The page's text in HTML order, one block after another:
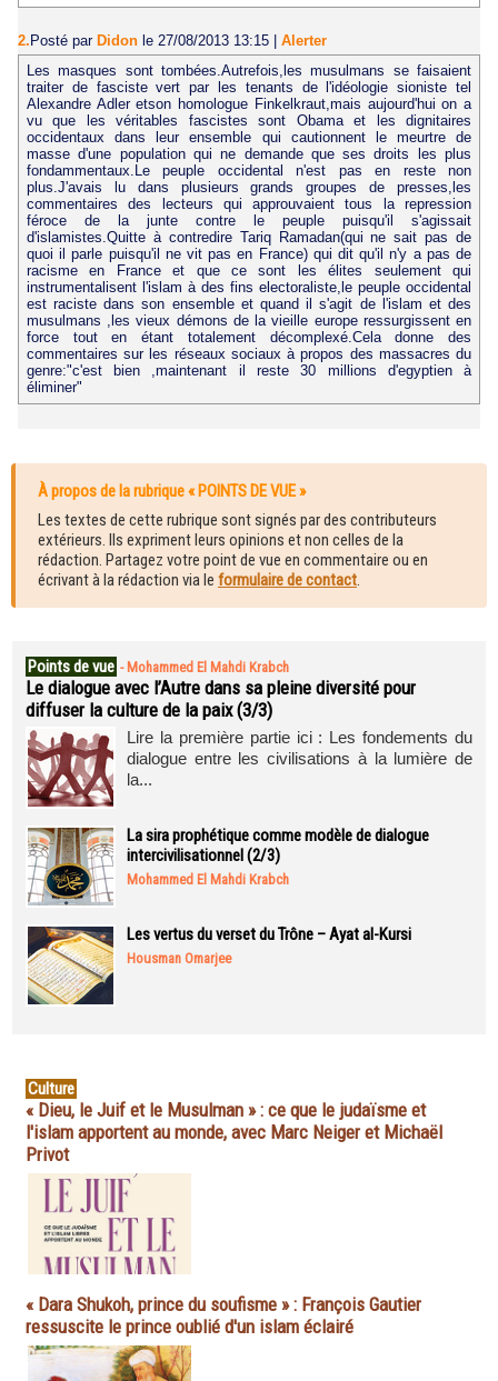
2.Posté par Didon le 27/08/2013 13:15 | Alerter
Les masques sont tombées.Autrefois,les musulmans se faisaient
traiter de fasciste vert par les tenants de l'idéologie sioniste tel
Alexandre Adler etson homologue Finkelkraut,mais aujourd'hui on a
vu que les véritables fascistes sont Obama et les dignitaires
occidentaux dans leur ensemble qui cautionnent le meurtre de
masse d'une population qui ne demande que ses droits les plus
fondammentaux.Le peuple occidental n'est pas en reste non
plus.J'avais lu dans plusieurs grands groupes de presses,les
commentaires des lecteurs qui approuvaient tous la repression
féroce de la junte contre le peuple puisqu'il s'agissait
d'islamistes.Quitte à contredire Tariq Ramadan(qui ne sait pas de
quoi il parle puisqu'il ne vit pas en France) qui dit qu'il n'y a pas de
racisme en France et que ce sont les élites seulement qui
instrumentalisent l'islam à des fins electoraliste,le peuple occidental
est raciste dans son ensemble et quand il s'agit de l'islam et des
musulmans ,les vieux démons de la vieille europe ressurgissent en
force tout en étant totalement décomplexé.Cela donne des
commentaires sur les réseaux sociaux à propos des massacres du
genre:"c'est bien ,maintenant il reste 30 millions d'egyptien à
éliminer"
À propos de la rubrique « POINTS DE VUE »
Les textes de cette rubrique sont signés par des contributeurs
extérieurs. Ils expriment leurs opinions et non celles de la
rédaction. Partagez votre point de vue en commentaire ou en
écrivant à la rédaction via le formulaire de contact.
Points de vue - Mohammed El Mahdi Krabch
Le dialogue avec l’Autre dans sa pleine diversité pour
diffuser la culture de la paix (3/3)
Lire la première partie ici : Les fondements du
dialogue entre les civilisations à la lumière de
la...
La sira prophétique comme modèle de dialogue
intercivilisationnel (2/3)
Mohammed El Mahdi Krabch
Les vertus du verset du Trône – Ayat al-Kursi
Housman Omarjee
Culture
« Dieu, le Juif et le Musulman » : ce que le judaïsme et
l'islam apportent au monde, avec Marc Neiger et Michaël
Privot
« Dara Shukoh, prince du soufisme » : François Gautier
ressuscite le prince oublié d'un islam éclairé